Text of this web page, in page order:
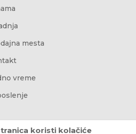
mesta
vreme
koristi kolačiće